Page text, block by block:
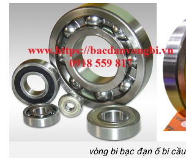
vòng bi bạc đạn ổ bi cầu